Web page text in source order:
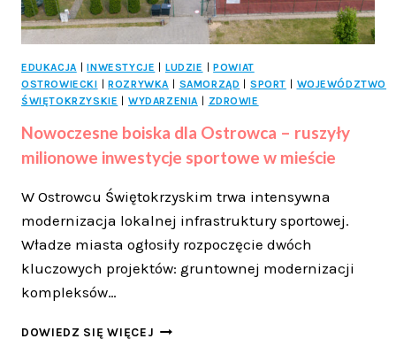
EDUKACJA INWESTYCJE LUDZIE
POWIAT
OSTROWIECKI
ROZRYWKA SAMORZĄD SPORT
WOJEWÓDZTWO
ŚWIĘTOKRZYSKIE
WYDARZENIA ZDROWIE
Nowoczesne boiska dla Ostrowca – ruszyły
milionowe inwestycje sportowe w mieście
W Ostrowcu Świętokrzyskim trwa intensywna
modernizacja lokalnej infrastruktury sportowej.
Władze miasta ogłosiły rozpoczęcie dwóch
kluczowych projektów: gruntownej modernizacji
kompleksów…
DOWIEDZ SIĘ WIĘCEJ NOWOCZESNE